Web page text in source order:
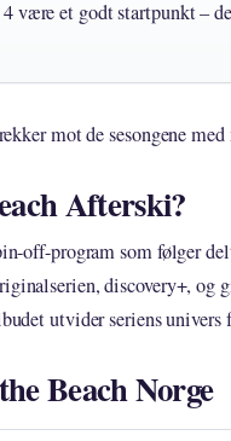
4 være et godt startpunkt –
mot de sesongene
Afterski?
off-program som følger
discovery+,
utvider seriens univers
Beach Norge